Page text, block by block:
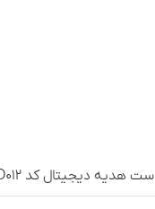
ست هدیه دیجیتال کد PD۰۱۲